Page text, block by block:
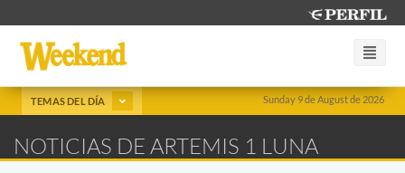
Sunday 9 de August de 2026
TEMAS DEL DÍA
NOTICIAS DE ARTEMIS 1 LUNA